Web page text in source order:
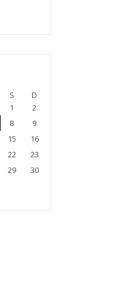
S
D
1
2
8
9
15
16
22
23
29
30